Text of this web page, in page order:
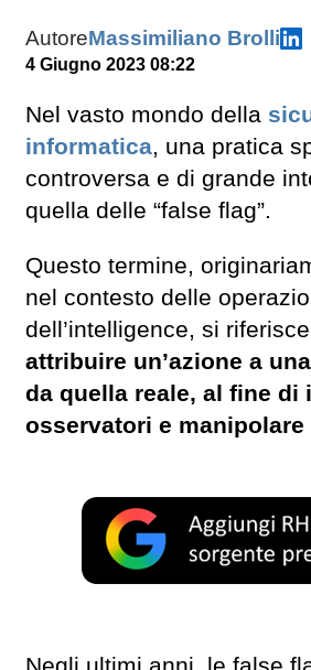
AutoreMassimiliano Brolli
4 Giugno 2023 08:22
Nel vasto mondo della
informatica, una pratica
controversa e di grande
quella delle “false flag”.
Questo termine,
nel contesto delle
dell’intelligence, si riferisce
attribuire un’azione a
da quella reale, al fine di
osservatori e